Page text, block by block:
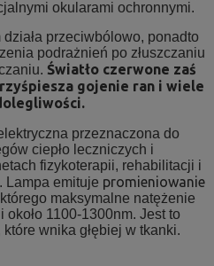
okularami ochronnymi.
działa przeciwbólowo, ponadto
podrażnień po złuszczaniu
Światło czerwone zaś
gojenie ran i wiele
przeznaczona do
ciepło leczniczych i
fizykoterapii, rehabilitacji i
Lampa emituje promieniowanie
maksymalne natężenie
około 1100-1300nm. Jest to
wnika głębiej w tkanki.